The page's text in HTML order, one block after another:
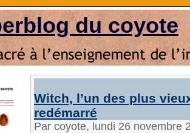
du coyote
Witch, l’un des plus
redémarré
Par coyote, lundi 26 novembre